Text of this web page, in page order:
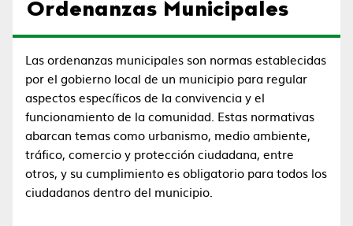
Ordenanzas Municipales
Las ordenanzas municipales son normas establecidas
por el gobierno local de un municipio para regular
aspectos específicos de la convivencia y el
funcionamiento de la comunidad. Estas normativas
abarcan temas como urbanismo, medio ambiente,
tráfico, comercio y protección ciudadana, entre
otros, y su cumplimiento es obligatorio para todos los
ciudadanos dentro del municipio.